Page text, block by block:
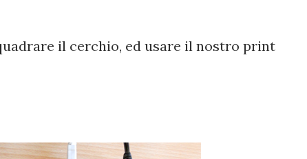
il cerchio, ed usare il nostro print